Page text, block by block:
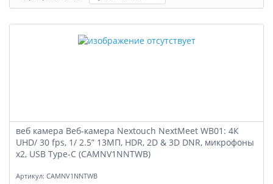
веб камера Веб-камера Nextouch NextMeet WB01: 4К
UHD/ 30 fps, 1/ 2.5” 13МП, HDR, 2D & 3D DNR, микрофоны
х2, USB Type-C (CAMNV1NNTWB)
Артикул: CAMNV1NNTWB